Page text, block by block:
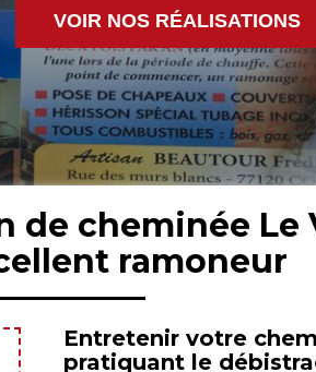
VOIR NOS RÉALISATIONS
de cheminée Le
ramoneur
Entretenir votre
pratiquant le